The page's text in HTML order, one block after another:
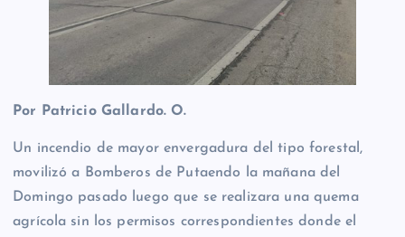
Por Patricio Gallardo. O.
Un incendio de mayor envergadura del tipo forestal,
movilizó a Bomberos de Putaendo la mañana del
Domingo pasado luego que se realizara una quema
agrícola sin los permisos correspondientes donde el